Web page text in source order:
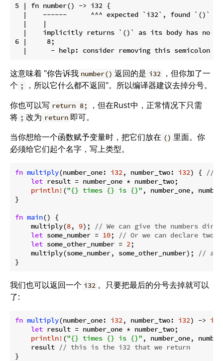
5 | fn number() -> i32 {
  |    ------      ^^^ expected `i32`, found `()`
  |    |
|    implicitly returns `()` as its body has no
6 |     8;
这意味着 "你告诉我 number() 返回的是 i32
，但你加了一
个 ;
，所以它什么都不返回"。所以编译器建议去掉分号。
你也可以写 return 8;
，但在Rust中，正常情况下只需
将 ; 改为 return 即可。
当你想给一个函数赋予变量时，把它们放在 () 里面。你
必须给它们起个名字，写上类型。
fn multiply(number_one: i32, number_two: i32) {
//
let result = number_one * number_two;
println! ("{} times {} is {}" , number_one,
}
fn main() {
    multiply(
8, 9);
// We can give the numbers
let some_number = 10;
// Or we can declare two
let some_other_number = 2;
    multiply(some_number, some_other_number);
//
}
我们也可以返回一个 i32 。只要把最后的分号去掉就可以
了:
fn multiply(number_one: i32, number_two: i32) -> i32
let result = number_one * number_two;
println! ("{} times {} is {}" , number_one,
    result
// this is the i32 that we return
}